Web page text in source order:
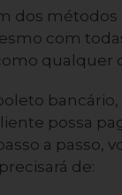
dos
com
qualquer
possa
a passo,
de: